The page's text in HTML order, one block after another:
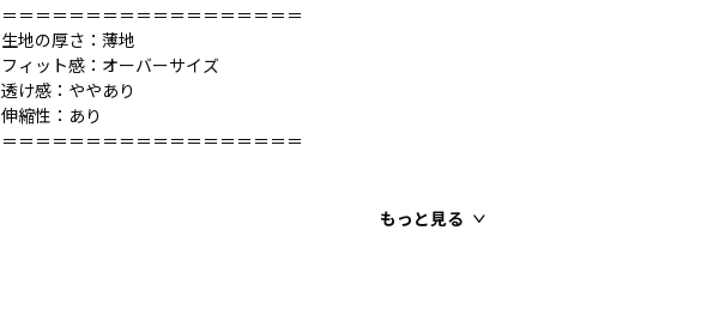
＝＝＝＝＝＝＝＝＝＝＝＝＝＝＝＝＝＝
生地の厚さ：薄地
フィット感：オーバーサイズ
透け感：ややあり
伸縮性：あり
＝＝＝＝＝＝＝＝＝＝＝＝＝＝＝＝＝＝
もっと見る